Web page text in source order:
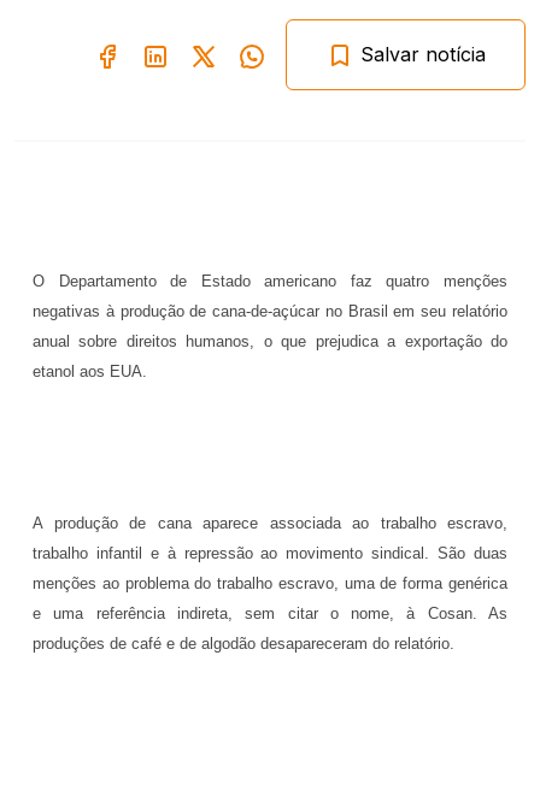
Salvar notícia
O Departamento de Estado americano faz quatro menções
negativas à produção de cana-de-açúcar no Brasil em seu relatório
anual sobre direitos humanos, o que prejudica a exportação do
etanol aos EUA.
A produção de cana aparece associada ao trabalho escravo,
trabalho infantil e à repressão ao movimento sindical. São duas
menções ao problema do trabalho escravo, uma de forma genérica
e uma referência indireta, sem citar o nome, à Cosan. As
produções de café e de algodão desapareceram do relatório.